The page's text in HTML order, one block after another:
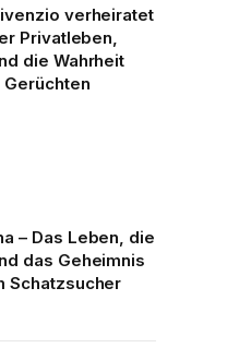
verheiratet
Privatleben,
die Wahrheit
– Das Leben, die
das Geheimnis
Schatzsucher